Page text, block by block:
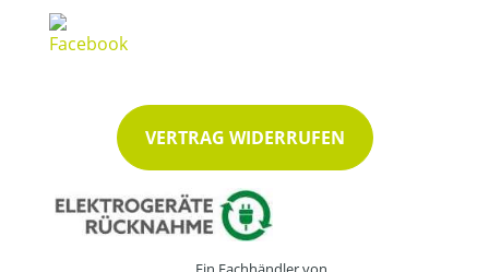
VERTRAG WIDERRUFEN